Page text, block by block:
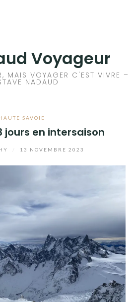
Voyageur
MAIS VOYAGER C'EST VIVRE –
NADAUD
SAVOIE
jours en intersaison
13 NOVEMBRE 2023